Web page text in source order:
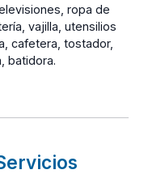
ropa de
vajilla, utensilios
cafetera, tostador,
batidora.